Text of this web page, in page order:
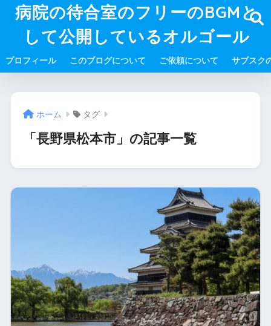
病院の待合室のフリーのBGMと
して公開しているオルゴール
プロフィール このブログについて ご依頼について サブスク
ホーム タグ
「長野県松本市」の記事一覧